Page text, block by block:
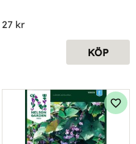
27 kr
KÖP
till i favoriter